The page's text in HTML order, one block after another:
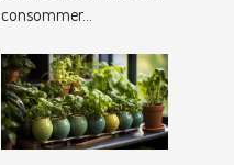
consommer...